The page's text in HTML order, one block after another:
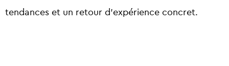
tendances et un retour d’expérience concret.